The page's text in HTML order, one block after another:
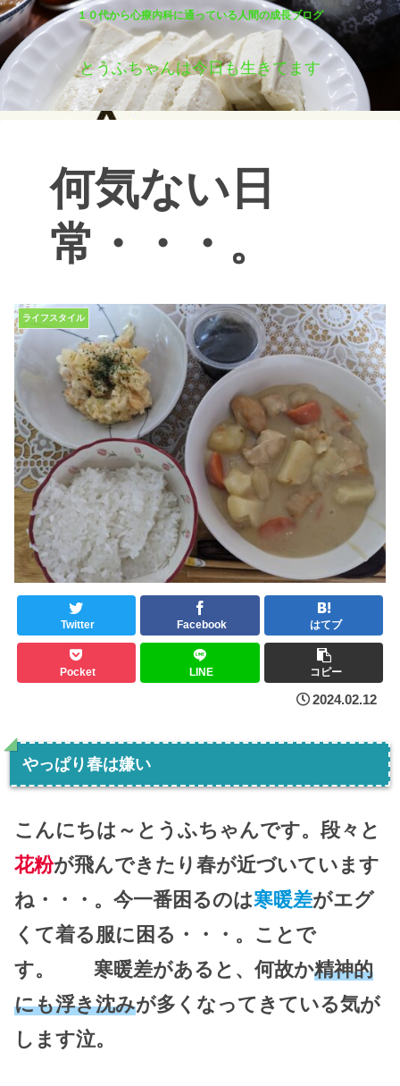
１０代から心療内科に通っている人間の成長ブログ
とうふちゃんは今日も生きてます
何気ない日
常・・・。
ライフスタイル
Twitter Facebook はてブ
Pocket LINE コピー
2024.02.12
やっぱり春は嫌い
こんにちは～とうふちゃんです。段々と
花粉が飛んできたり春が近づいています
ね・・・。今一番困るのは寒暖差がエグ
くて着る服に困る・・・。ことで
す。 寒暖差があると、何故か精神的
にも浮き沈みが多くなってきている気が
します泣。